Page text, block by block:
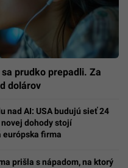
prudko prepadli. Za
dolárov
nad AI: USA budujú sieť 24
dohody stojí
firma
prišla s nápadom, na ktorý